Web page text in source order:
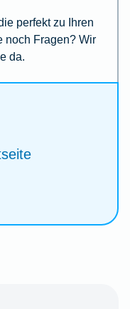
perfekt zu Ihren
noch Fragen? Wir
da.